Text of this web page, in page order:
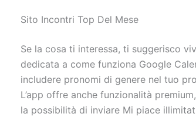
Sito Incontri Top Del Mese
Se la cosa ti interessa, ti suggerisco
dedicata a come funziona Google
includere pronomi di genere nel tuo
L’app offre anche funzionalità
la possibilità di inviare Mi piace